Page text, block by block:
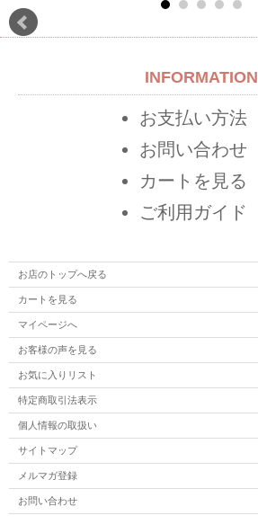
INFORMATION
お支払い方法
お問い合わせ
カートを見る
ご利用ガイド
お店のトップへ戻る
カートを見る
マイページへ
お客様の声を見る
お気に入りリスト
特定商取引法表示
個人情報の取扱い
サイトマップ
メルマガ登録
お問い合わせ